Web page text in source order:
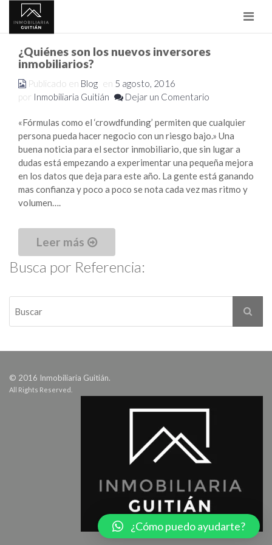
¿Quiénes son los nuevos inversores
inmobiliarios?
Publicado en Blog en 5 agosto, 2016
por Inmobiliaria Guitián Dejar un Comentario
«Fórmulas como el ‘crowdfunding’ permiten que cualquier
persona pueda hacer negocio con un riesgo bajo.» Una
buena noticia para el sector inmobiliario, que sin lugar a
dudas está empezando a experimentar una pequeña mejora
en los datos que deja para este año. La gente está ganando
mas confianza y poco a poco se nota cada vez mas ritmo y
volumen….
Leer más
Busca por Referencia:
© 2016 Inmobiliaria Guitián.
All Rights Reserved.
¿Cómo puedo ayudarte?